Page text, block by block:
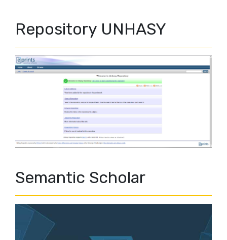
Repository UNHASY
Semantic Scholar